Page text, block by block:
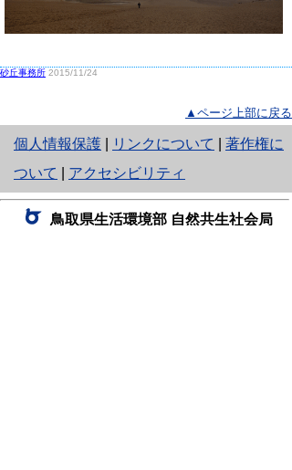
砂丘事務所 2015/11/24
▲ページ上部に戻る
個人情報保護
と
り
ネ
ッ
リンクについて
著作権に
ついて
アクセシビリティ
鳥取県生活環境部 自然共生社会局